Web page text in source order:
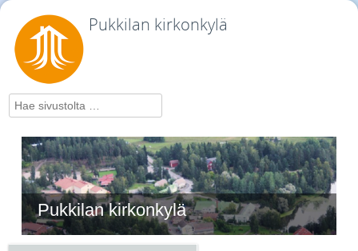
Pukkilan kirkonkylä
Hae
Pukkilan kirkonkylä
Pukkilan kirkonkylä